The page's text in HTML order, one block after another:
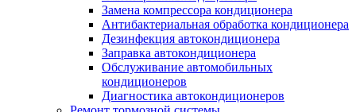
Замена компрессора кондиционера
Антибактериальная обработка кондиционера
Дезинфекция автокондиционера
Заправка автокондиционера
Обслуживание автомобильных
кондиционеров
Диагностика автокондиционеров